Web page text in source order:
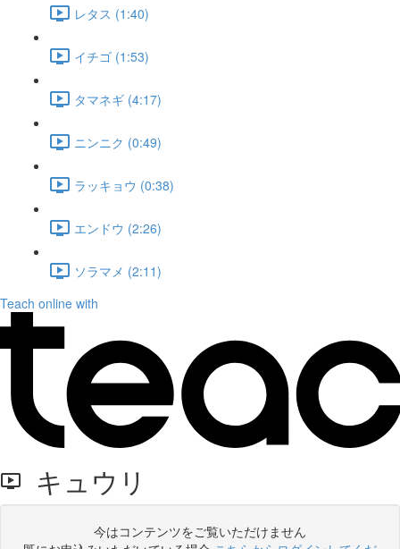
レタス (1:40)
イチゴ (1:53)
タマネギ (4:17)
ニンニク (0:49)
ラッキョウ (0:38)
エンドウ (2:26)
ソラマメ (2:11)
Teach online with
キュウリ
今はコンテンツをご覧いただけません